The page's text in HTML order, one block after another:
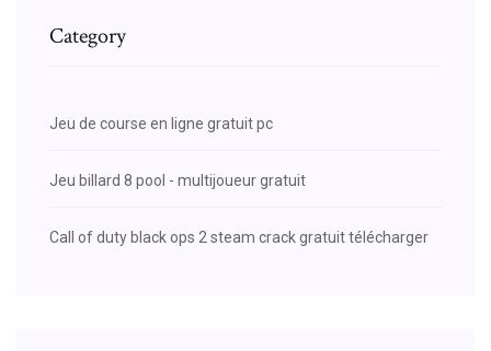
Category
Jeu de course en ligne gratuit pc
Jeu billard 8 pool - multijoueur gratuit
Call of duty black ops 2 steam crack gratuit télécharger